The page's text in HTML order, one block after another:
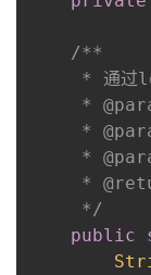
/**
* 通过
*
*
*
*
     */
public